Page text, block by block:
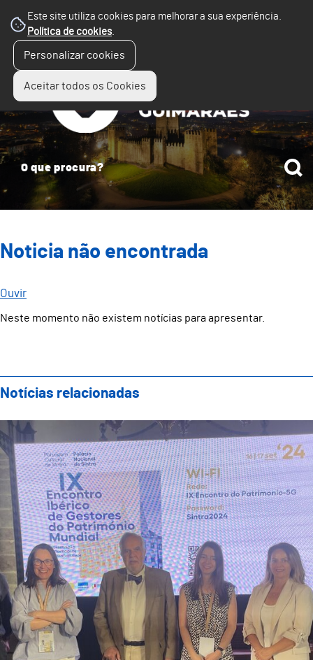
Este site utiliza cookies para melhorar a sua experiência.
Política de cookies.
Personalizar cookies
Aceitar todos os Cookies
Noticia não encontrada
Ouvir
Neste momento não existem notícias para apresentar.
Notícias relacionadas
Guimarães Representada no IX Encontro Ibérico de